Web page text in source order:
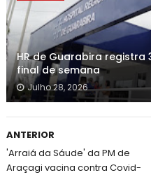
HR de Guarabira
final de semana
Julho 28, 2026
ANTERIOR
'Arraiá da Sáude' da PM de
Araçagi vacina contra Covid-